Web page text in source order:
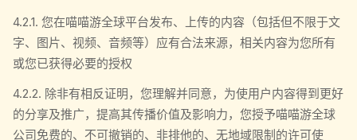
4.2.1. 您在喵喵游全球平台发布、上传的内容（包括但不限于文
字、图片、视频、音频等）应有合法来源，相关内容为您所有
或您已获得必要的授权
4.2.2. 除非有相反证明，您理解并同意，为使用户内容得到更好
的分享及推广，提高其传播价值及影响力，您授予喵喵游全球
公司免费的、不可撤销的、非排他的、无地域限制的许可使